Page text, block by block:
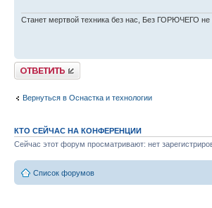
Станет мертвой техника без нас, Без ГОРЮЧЕГО не
Ответить
Вернуться в Оснастка и технологии
КТО СЕЙЧАС НА КОНФЕРЕНЦИИ
Сейчас этот форум просматривают: нет
Список форумов